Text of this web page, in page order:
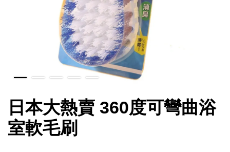
日本大熱賣 360度可彎曲浴
室軟毛刷